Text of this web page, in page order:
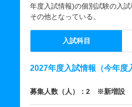
年度入試情報)の個別試験の入試
その他となっている。
入試科目
2027年度入試情報（今年度
募集人数（人）：2 ※新増設